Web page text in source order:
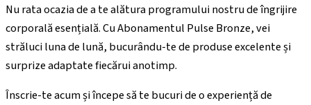
Nu rata ocazia de a te alătura programului nostru de îngrijire
corporală esențială. Cu Abonamentul Pulse Bronze, vei
străluci luna de lună, bucurându-te de produse excelente și
surprize adaptate fiecărui anotimp.
Înscrie-te acum și începe să te bucuri de o experiență de